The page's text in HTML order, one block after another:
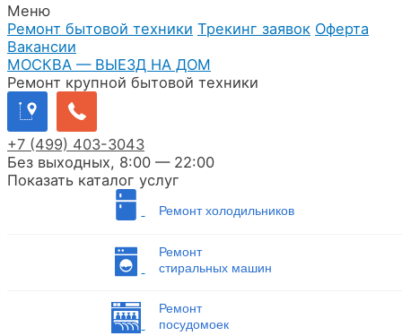
Меню
Ремонт бытовой техники Трекинг заявок Оферта
Вакансии
МОСКВА — ВЫЕЗД НА ДОМ
Ремонт крупной бытовой техники
+7 (499) 403-3043
Без выходных, 8:00 — 22:00
Показать каталог услуг
Ремонт холодильников
Ремонт
стиральных машин
Ремонт
посудомоек